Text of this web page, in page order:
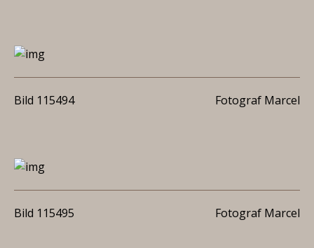
Bild 115494 Fotograf Marcel
Bild 115495 Fotograf Marcel